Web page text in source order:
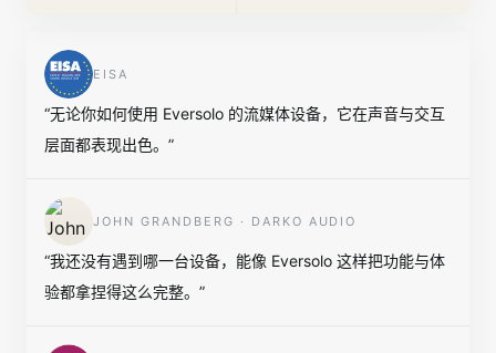
EISA
“无论你如何使用 Eversolo 的流媒体设备，它在声音与交互
层面都表现出色。 ”
JOHN GRANDBERG · DARKO AUDIO
“我还没有遇到哪一台设备，能像 Eversolo 这样把功能与体
验都拿捏得这么完整。 ”